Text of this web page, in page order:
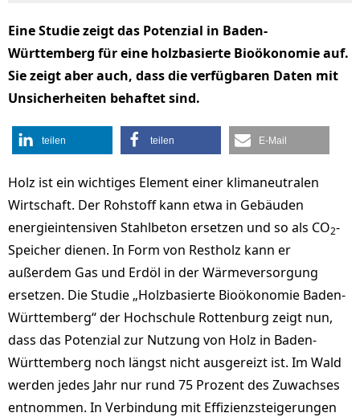
Eine Studie zeigt das Potenzial in Baden-
Württemberg für eine holzbasierte Bioökonomie auf.
Sie zeigt aber auch, dass die verfügbaren Daten mit
Unsicherheiten behaftet sind.
teilen teilen E-Mail
Holz ist ein wichtiges Element einer klimaneutralen
Wirtschaft. Der Rohstoff kann etwa in Gebäuden
energieintensiven Stahlbeton ersetzen und so als CO2-
Speicher dienen. In Form von Restholz kann er
außerdem Gas und Erdöl in der Wärmeversorgung
ersetzen. Die Studie „Holzbasierte Bioökonomie Baden-
Württemberg“ der Hochschule Rottenburg zeigt nun,
dass das Potenzial zur Nutzung von Holz in Baden-
Württemberg noch längst nicht ausgereizt ist. Im Wald
werden jedes Jahr nur rund 75 Prozent des Zuwachses
entnommen. In Verbindung mit Effizienzsteigerungen